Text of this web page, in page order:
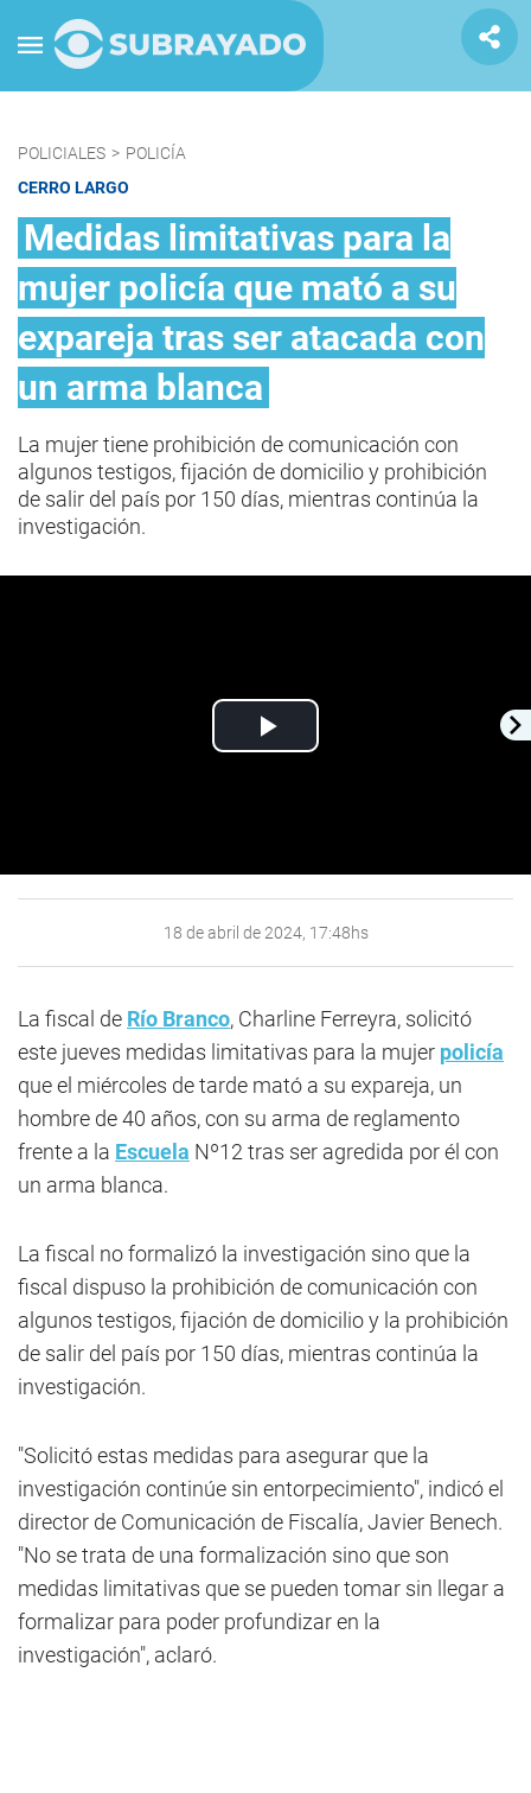
POLICIALES > POLICÍA
CERRO LARGO
Medidas limitativas para la
mujer policía que mató a su
expareja tras ser atacada con
un arma blanca
La mujer tiene prohibición de comunicación con
algunos testigos, fijación de domicilio y prohibición
de salir del país por 150 días, mientras continúa la
investigación.
Play
18 de abril de 2024, 17:48hs
La fiscal de Río Branco, Charline Ferreyra, solicitó
este jueves medidas limitativas para la mujer policía
que el miércoles de tarde mató a su expareja, un
hombre de 40 años, con su arma de reglamento
frente a la Escuela Nº12 tras ser agredida por él con
un arma blanca.
La fiscal no formalizó la investigación sino que la
fiscal dispuso la prohibición de comunicación con
algunos testigos, fijación de domicilio y la prohibición
de salir del país por 150 días, mientras continúa la
investigación.
"Solicitó estas medidas para asegurar que la
investigación continúe sin entorpecimiento", indicó el
director de Comunicación de Fiscalía, Javier Benech.
"No se trata de una formalización sino que son
medidas limitativas que se pueden tomar sin llegar a
formalizar para poder profundizar en la
investigación", aclaró.